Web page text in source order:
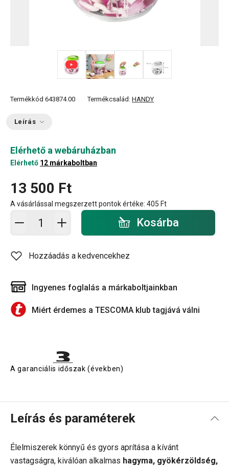
Termékkód 643874.00 Termékcsalád: HANDY
Leírás
Elérhető a webáruházban
Elérhető 12 márkaboltban
13 500 Ft
A vásárlással megszerzett pontok értéke: 405 Ft
Kosárba - mennyiség Kosárba
Hozzáadás a kedvencekhez
Ingyenes foglalás a márkaboltjainkban
Miért érdemes a TESCOMA klub tagjává válni
A garanciális időszak (években)
Leírás és paraméterek
Élelmiszerek könnyű és gyors aprítása a kívánt
vastagságra, kiválóan alkalmas hagyma, gyökérzöldség,